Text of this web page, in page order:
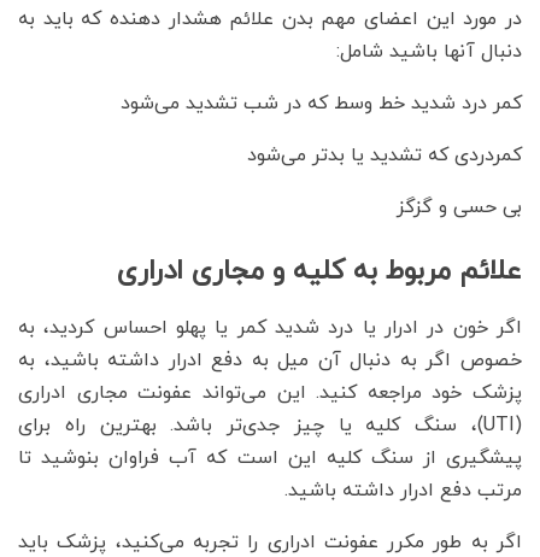
در مورد این اعضای مهم بدن علائم هشدار دهنده که باید به
دنبال آنها باشید شامل:
کمر درد شدید خط وسط که در شب تشدید می‌شود
کمردردی که تشدید یا بدتر می‌شود
بی حسی و گزگز
علائم مربوط به کلیه و مجاری ادراری
اگر خون در ادرار یا درد شدید کمر یا پهلو احساس کردید، به
خصوص اگر به دنبال آن میل به دفع ادرار داشته باشید، به
پزشک خود مراجعه کنید. این می‌تواند عفونت مجاری ادراری
(UTI)، سنگ کلیه یا چیز جدی‌تر باشد. بهترین راه برای
پیشگیری از سنگ کلیه این است که آب فراوان بنوشید تا
مرتب دفع ادرار داشته باشید.
اگر به طور مکرر عفونت ادراری را تجربه می‌کنید، پزشک باید